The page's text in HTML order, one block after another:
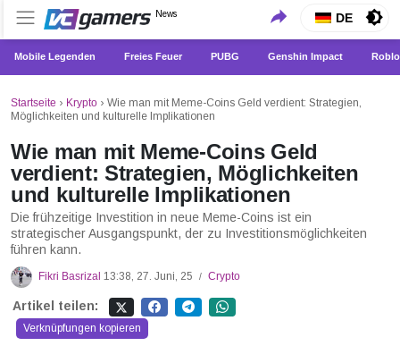
VCGamers-Neuigkeiten
News
Holen Sie sich die neuesten Spielnachrichten nur bei
VCGamers
DE
Mobile Legenden Freies Feuer PUBG Genshin Impact
Startseite › Krypto › Wie man mit Meme-Coins Geld verdient: Strategien,
Möglichkeiten und kulturelle Implikationen
Wie man mit Meme-Coins Geld
verdient: Strategien, Möglichkeiten
und kulturelle Implikationen
Die frühzeitige Investition in neue Meme-Coins ist ein
strategischer Ausgangspunkt, der zu Investitionsmöglichkeiten
führen kann.
Fikri Basrizal 13:38, 27. Juni, 25 / Crypto
Artikel teilen:
Verknüpfungen kopieren